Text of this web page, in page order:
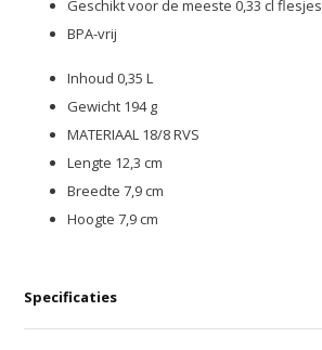
Geschikt voor de meeste 0,33 cl flesjes
BPA-vrij
Inhoud 0,35 L
Gewicht 194 g
MATERIAAL 18/8 RVS
Lengte 12,3 cm
Breedte 7,9 cm
Hoogte 7,9 cm
Specificaties